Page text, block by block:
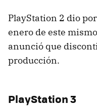
PlayStation 2 dio
enero de este
anunció que
producción.
PlayStation 3